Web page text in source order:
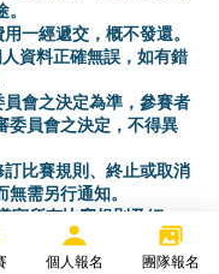
一經遞交，概不發還。
資料正確無誤，如有錯
會之決定為準，參賽者
委員會之決定，不得異
比賽規則、終止或取消
需另行通知。
守所有比賽規則及細
作品或付款即表示同意及
則及聲明。
個人報名 團隊報名